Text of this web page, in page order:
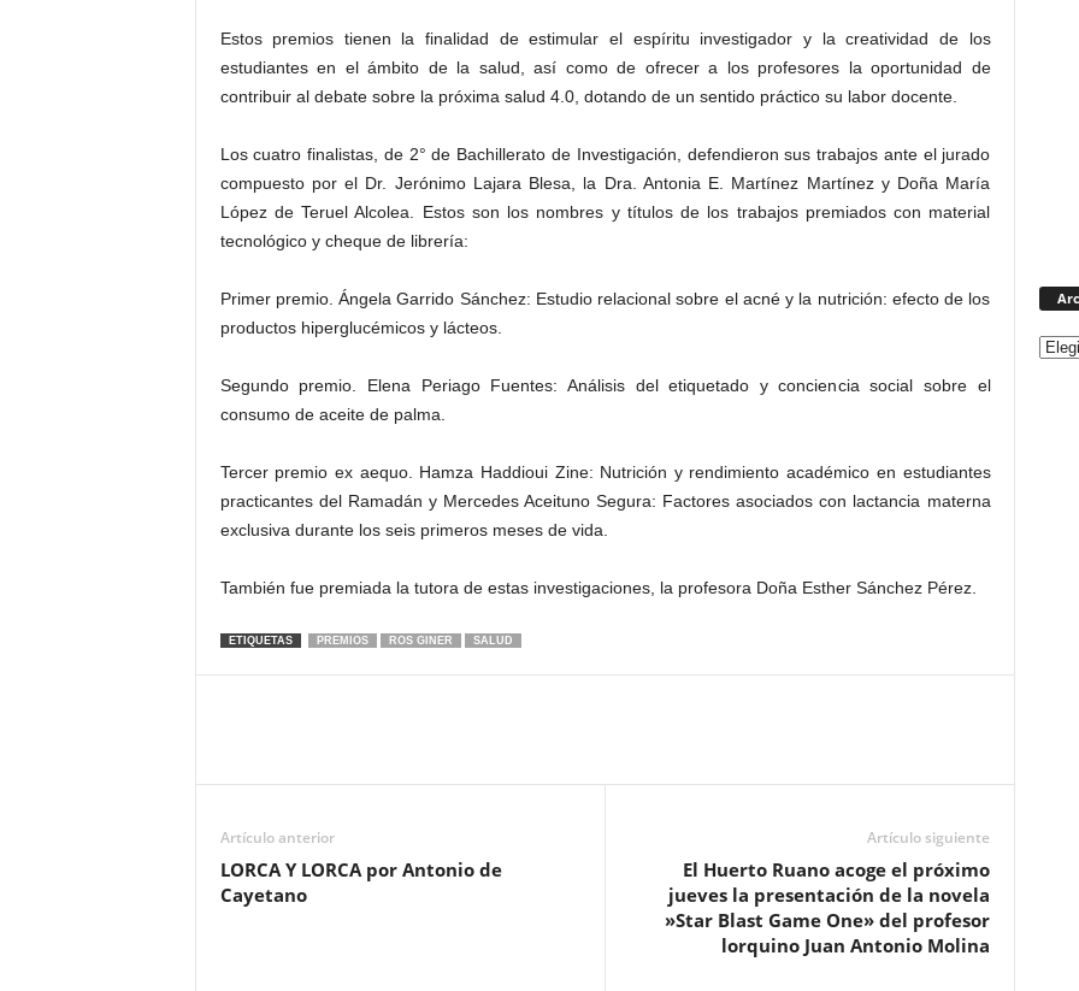
Estos premios tienen la finalidad de estimular el espíritu investigador y la creatividad de los
estudiantes en el ámbito de la salud, así como de ofrecer a los profesores la oportunidad de
contribuir al debate sobre la próxima salud 4.0, dotando de un sentido práctico su labor docente.
Los cuatro finalistas, de 2° de Bachillerato de Investigación, defendieron sus trabajos ante el jurado
compuesto por el Dr. Jerónimo Lajara Blesa, la Dra. Antonia E. Martínez Martínez y Doña María
López de Teruel Alcolea. Estos son los nombres y títulos de los trabajos premiados con material
tecnológico y cheque de librería:
Primer premio. Ángela Garrido Sánchez: Estudio relacional sobre el acné y la nutrición: efecto de los
productos hiperglucémicos y lácteos.
Segundo premio. Elena Periago Fuentes: Análisis del etiquetado y conciencia social sobre el
consumo de aceite de palma.
Tercer premio ex aequo. Hamza Haddioui Zine: Nutrición y rendimiento académico en estudiantes
practicantes del Ramadán y Mercedes Aceituno Segura: Factores asociados con lactancia materna
exclusiva durante los seis primeros meses de vida.
También fue premiada la tutora de estas investigaciones, la profesora Doña Esther Sánchez Pérez.
ETIQUETAS PREMIOS ROS GINER SALUD
Artículo anterior
LORCA Y LORCA por Antonio de
Cayetano
Artículo siguiente
El Huerto Ruano acoge el próximo
jueves la presentación de la novela
»Star Blast Game One» del profesor
lorquino Juan Antonio Molina